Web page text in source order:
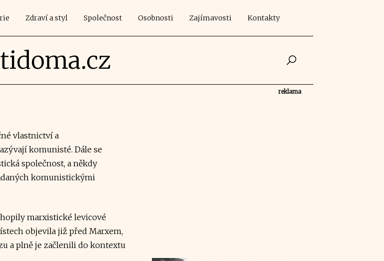
Zdraví a styl Společnost Osobnosti Zajímavosti Kontakty
vlastnictví a
komunisté. Dále se
společnost, a někdy
komunistickými
marxistické levicové
objevila již před Marxem,
a plně je začlenili do kontextu
reklama